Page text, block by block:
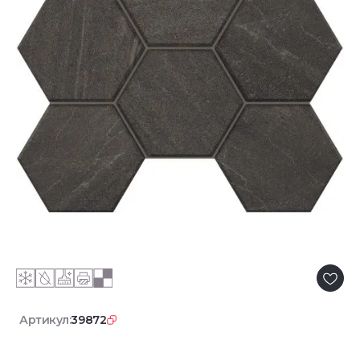
Артикул:39872